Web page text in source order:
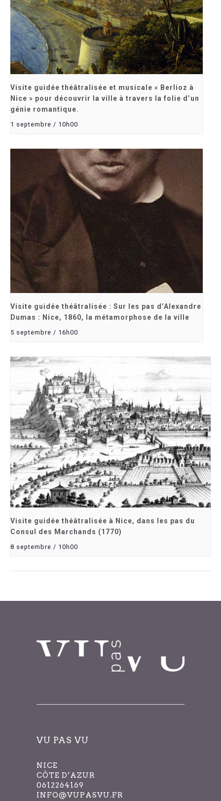
Visite guidée théâtralisée et musicale « Berlioz à
Nice » pour découvrir la ville à travers la folie d’un
génie romantique.
1 septembre / 10h00
Visite guidée théâtralisée : Sur les pas d’Alexandre
Dumas : Nice, 1860, la métamorphose de la ville
5 septembre / 16h00
Visite guidée théâtralisée à Nice, dans les pas du
Consul des Marchands (1770)
8 septembre / 10h00
VU PAS VU
NICE
CÔTE D’AZUR
0612264169
INFO@VUPASVU.FR